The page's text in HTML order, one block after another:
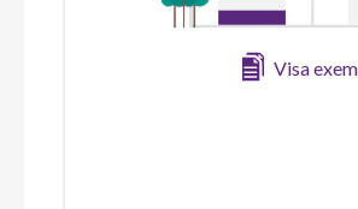
Visa